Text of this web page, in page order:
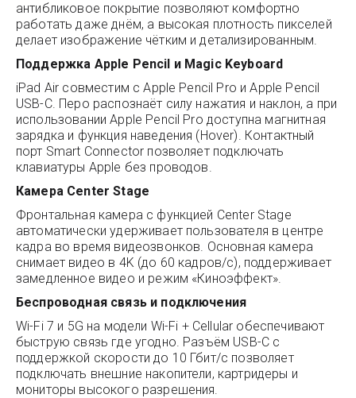
антибликовое покрытие позволяют комфортно
работать даже днём, а высокая плотность пикселей
делает изображение чётким и детализированным.
Поддержка Apple Pencil и Magic Keyboard
iPad Air совместим с Apple Pencil Pro и Apple Pencil
USB-C. Перо распознаёт силу нажатия и наклон, а при
использовании Apple Pencil Pro доступна магнитная
зарядка и функция наведения (Hover). Контактный
порт Smart Connector позволяет подключать
клавиатуры Apple без проводов.
Камера Center Stage
Фронтальная камера с функцией Center Stage
автоматически удерживает пользователя в центре
кадра во время видеозвонков. Основная камера
снимает видео в 4K (до 60 кадров/с), поддерживает
замедленное видео и режим «Киноэффект».
Беспроводная связь и подключения
Wi-Fi 7 и 5G на модели Wi-Fi + Cellular обеспечивают
быструю связь где угодно. Разъём USB-C с
поддержкой скорости до 10 Гбит/с позволяет
подключать внешние накопители, картридеры и
мониторы высокого разрешения.